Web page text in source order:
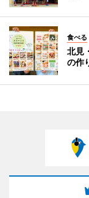
食べる
北見
の作